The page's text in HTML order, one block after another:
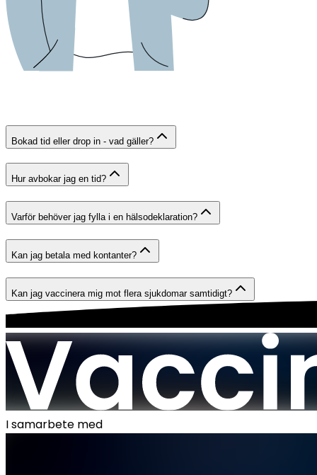
Bokad tid eller drop in - vad gäller?
Hur avbokar jag en tid?
Varför behöver jag fylla i en hälsodeklaration?
Kan jag betala med kontanter?
Kan jag vaccinera mig mot flera sjukdomar samtidigt?
I samarbete med